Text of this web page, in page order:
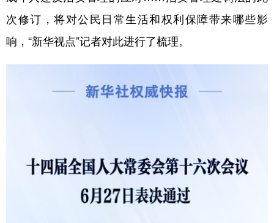
文化产业
地方频道
天津 河北
山东 河南 湖北 湖南
广西 海南
次修订，将对公民日常生活和权利保障带来哪些影
响，“新华视点”记者对此进行了梳理。